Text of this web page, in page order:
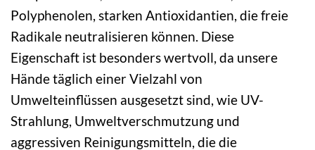
Polyphenolen, starken Antioxidantien, die freie
Radikale neutralisieren können. Diese
Eigenschaft ist besonders wertvoll, da unsere
Hände täglich einer Vielzahl von
Umwelteinflüssen ausgesetzt sind, wie UV-
Strahlung, Umweltverschmutzung und
aggressiven Reinigungsmitteln, die die